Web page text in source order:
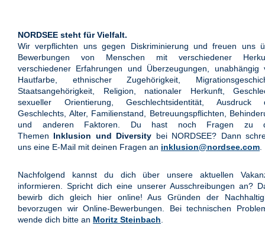
NORDSEE steht für Vielfalt.
Wir verpflichten uns gegen Diskriminierung und freuen uns
Bewerbungen von Menschen mit verschiedener
verschiedener Erfahrungen und Überzeugungen, unabhängig
Hautfarbe, ethnischer Zugehörigkeit,
Staatsangehörigkeit, Religion, nationaler Herkunft,
sexueller Orientierung, Geschlechtsidentität, Ausdruck
Geschlechts, Alter, Familienstand, Betreuungspflichten,
und anderen Faktoren. Du hast noch Fragen zu
Themen Inklusion und Diversity bei NORDSEE? Dann
uns eine E-Mail mit deinen Fragen an inklusion@nordsee.com
Nachfolgend kannst du dich über unsere aktuellen
informieren. Spricht dich eine unserer Ausschreibungen an?
bewirb dich gleich hier online! Aus Gründen der
bevorzugen wir Online-Bewerbungen. Bei technischen
wende dich bitte an Moritz Steinbach